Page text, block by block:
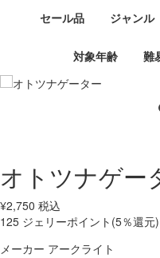
セール品
ジャンル
対象年齢 難
オトツナゲー
¥2,750 税込
125 ジェリーポイント(5％還元)
メーカー アークライト